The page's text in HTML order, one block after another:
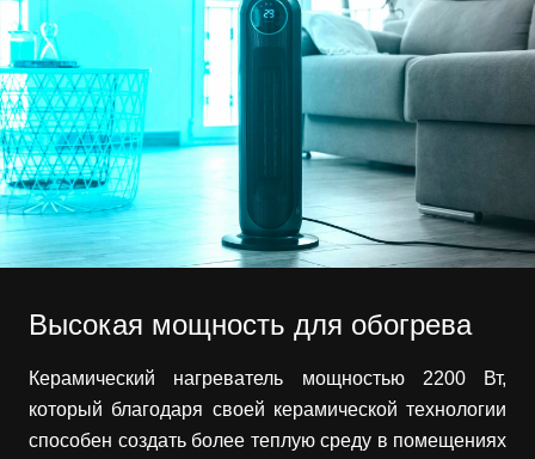
Высокая мощность для обогрева
Керамический нагреватель мощностью 2200 Вт,
который благодаря своей керамической технологии
способен создать более теплую среду в помещениях